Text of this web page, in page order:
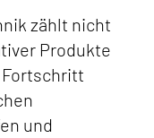
zählt nicht
Produkte
und